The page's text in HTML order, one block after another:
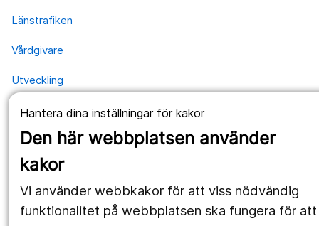
Hantera dina inställningar för kakor
Den här webbplatsen använder
kakor
Vi använder webbkakor för att viss nödvändig
funktionalitet på webbplatsen ska fungera för att
Länstrafiken
Vårdgivare
Utveckling
Följ oss
Facebook
portraitInstagram
work_outline LinkedIn